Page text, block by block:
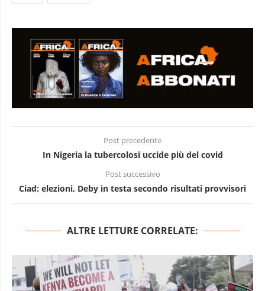
Post precedente
In Nigeria la tubercolosi uccide più del covid
Post successivo
Ciad: elezioni, Deby in testa secondo risultati provvisori
ALTRE LETTURE CORRELATE: